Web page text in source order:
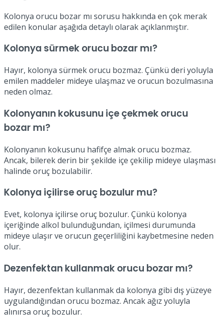
Kolonya orucu bozar mı sorusu hakkında en çok merak
edilen konular aşağıda detaylı olarak açıklanmıştır.
Kolonya sürmek orucu bozar mı?
Hayır, kolonya sürmek orucu bozmaz. Çünkü deri yoluyla
emilen maddeler mideye ulaşmaz ve orucun bozulmasına
neden olmaz.
Kolonyanın kokusunu içe çekmek orucu
bozar mı?
Kolonyanın kokusunu hafifçe almak orucu bozmaz.
Ancak, bilerek derin bir şekilde içe çekilip mideye ulaşması
halinde oruç bozulabilir.
Kolonya içilirse oruç bozulur mu?
Evet, kolonya içilirse oruç bozulur. Çünkü kolonya
içeriğinde alkol bulunduğundan, içilmesi durumunda
mideye ulaşır ve orucun geçerliliğini kaybetmesine neden
olur.
Dezenfektan kullanmak orucu bozar mı?
Hayır, dezenfektan kullanmak da kolonya gibi dış yüzeye
uygulandığından orucu bozmaz. Ancak ağız yoluyla
alınırsa oruç bozulur.